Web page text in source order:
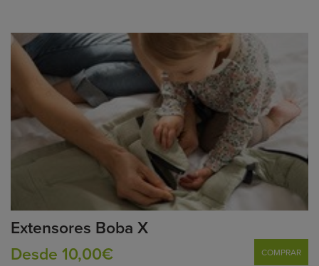
Extensores Boba X
Desde 10,00€
COMPRAR